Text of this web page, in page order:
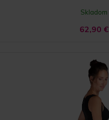
Skladom
62,90 €